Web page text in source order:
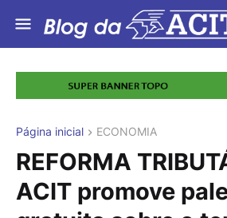
Página inicial ECONOMIA
REFORMA
ACIT promove